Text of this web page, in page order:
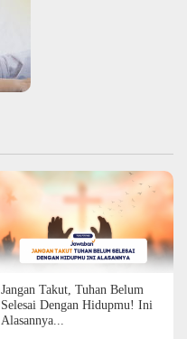
Jangan Takut, Tuhan Belum
Selesai Dengan Hidupmu! Ini
Alasannya...